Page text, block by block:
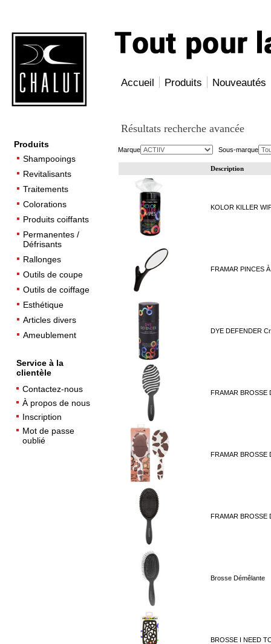
Accueil Produits Nouveautés
Résultats recherche avancée
Produits
Shampooings
Revitalisants
Traitements
Colorations
Produits coiffants
Permanentes /
Défrisants
Rallonges
Outils de coupe
Outils de coiffage
Esthétique
Articles divers
Ameublement
Service à la
clientèle
Contactez-nous
À propos de nous
Inscription
Mot de passe
oublié
Marque Sous-marque
Description
KOLOR KILLER
FRAMAR PINCES
DYE DEFENDER
FRAMAR BROSSE
FRAMAR BROSSE
FRAMAR BROSSE
Brosse Démêlante
BROSSE I NEED